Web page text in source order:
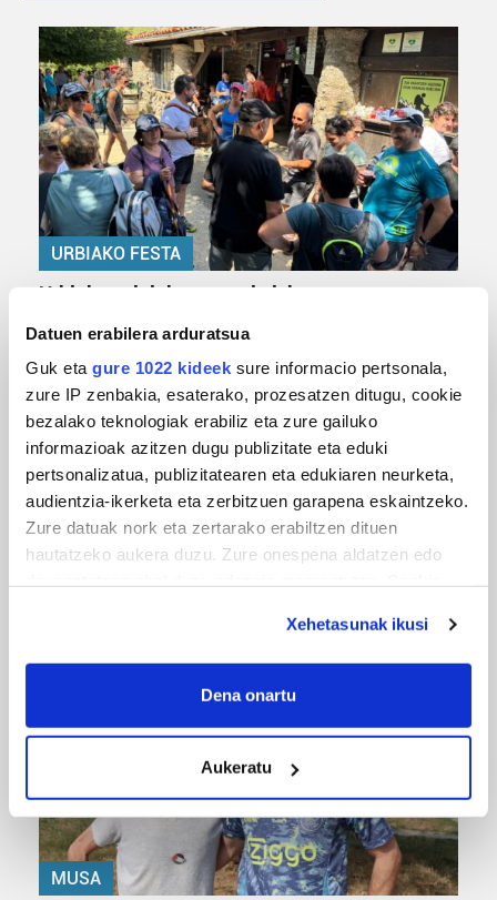
Datuen erabilera arduratsua
Guk eta gure 1022 kideek sure informacio pertsonala,
zure IP zenbakia, esaterako, prozesatzen ditugu, cookie
bezalako teknologiak erabiliz eta zure gailuko
informazioak azitzen dugu publizitate eta eduki
pertsonalizatua, publizitatearen eta edukiaren neurketa,
audientzia-ikerketa eta zerbitzuen garapena eskaintzeko.
Zure datuak nork eta zertarako erabiltzen dituen
hautatzeko aukera duzu. Zure onespena aldatzen edo
If you allow, we would also like to:
Collect information about your geographical
Identify your device by actively scanning it for
specific characteristics (fingerprinting)
Find out more about how your personal data is processed
and set your preferences in thedetails section.
Xehetasunak ikusi
Dena onartu
Aukeratu
URBIAKO FESTA
Urbiako zelaiak erromeria leku
MUSIKA
Odik berria ezagutzeko aukera 'KimiK' eta
MUSA